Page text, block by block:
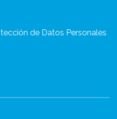
de Datos Personales